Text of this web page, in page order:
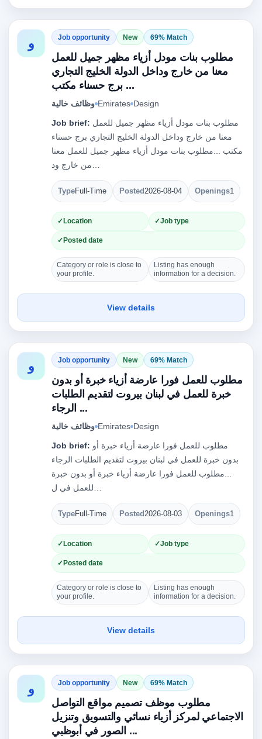
و Job opportunity New 69% Match
مطلوب بنات مودل أزياء مظهر جميل للعمل
معنا من خارج وداخل الدولة الخليج التجاري
برج حسناء مكتب ...
وظائف خالية Emirates Design
Job brief:
معنا من خارج وداخل الدولة الخليج التجاري برج حسناء
مكتب ...مطلوب بنات مودل أزياء مظهر جميل للعمل معنا
TypeFull-Time Posted2026-08-04 Openings1
Location Job type
Posted date
Category or role is close to
your profile.
Listing has enough
information for a decision.
View details
و Job opportunity New 69% Match
مطلوب للعمل فورا عارضة أزياء خبرة أو بدون
خبرة للعمل في لبنان بيروت لتقديم الطلبات
الرجاء ...
وظائف خالية Emirates Design
Job brief:
بدون خبرة للعمل في لبنان بيروت لتقديم الطلبات الرجاء
...مطلوب للعمل فورا عارضة أزياء خبرة أو بدون خبرة
TypeFull-Time Posted2026-08-03 Openings1
Location Job type
Posted date
Category or role is close to
your profile.
Listing has enough
information for a decision.
View details
و Job opportunity New 69% Match
مطلوب موظف تصميم مواقع التواصل
الاجتماعي لمركز أزياء نسائي والتسويق وتنزيل
الصور في أبوظبي ...